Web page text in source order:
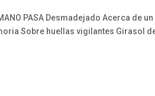
PASA Desmadejado Acerca de
Sobre huellas vigilantes Girasol